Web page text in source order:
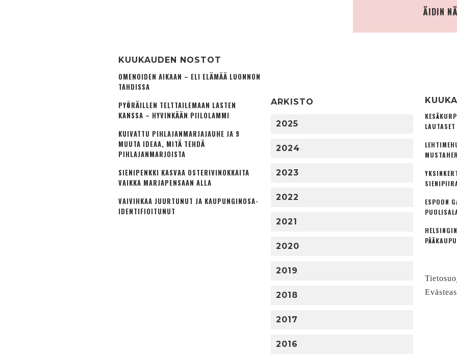
ÄIDIN
KUUKAUDEN NOSTOT
OMENOIDEN AIKAAN – ELI ELÄMÄÄ LUONNON
TAHDISSA
PYÖRÄILLEN TELTTAILEMAAN LASTEN
KANSSA – HYVINKÄÄN PIILOLAMMI
KUIVATTU PIHLAJANMARJAJAUHE JA 9
MUUTA IDEAA, MITÄ TEHDÄ
PIHLAJANMARJOISTA
SIENIPENKKI KASVAA OSTERIVINOKKAITA
VAIKKA MARJAPENSAAN ALLA
VAIVIHKAA JUURTUNUT JA KAUPUNGINOSA­
IDENTIFIOITUNUT
ARKISTO
2025
2024
2023
2022
2021
2020
2019
2018
2017
2016
ESPOON